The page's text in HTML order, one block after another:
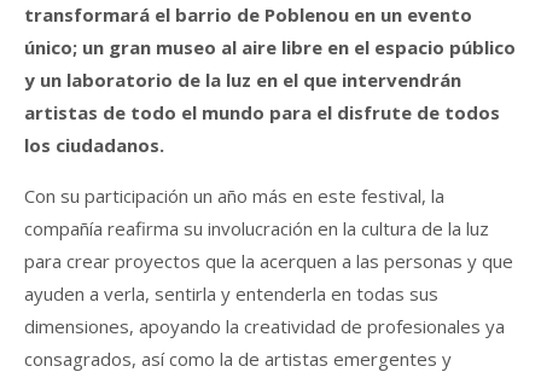
transformará el barrio de Poblenou en un evento
único; un gran museo al aire libre en el espacio público
y un laboratorio de la luz en el que intervendrán
artistas de todo el mundo para el disfrute de todos
los ciudadanos.
Con su participación un año más en este festival, la
compañía reafirma su involucración en la cultura de la luz
para crear proyectos que la acerquen a las personas y que
ayuden a verla, sentirla y entenderla en todas sus
dimensiones, apoyando la creatividad de profesionales ya
consagrados, así como la de artistas emergentes y